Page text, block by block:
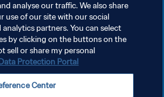
إدارة تفضيلات ملفات تعريف الارتباط
حقوق النشر والطبع والتأليف © ١٩٩٤ - ٢٠٢٦ FIFA. جميع الحقوق محفوظة.
analyse our traffic. We also share
use of our site with our social
partners. You can select
by clicking on the buttons on the
sell or share my personal
Protection Portal
Center